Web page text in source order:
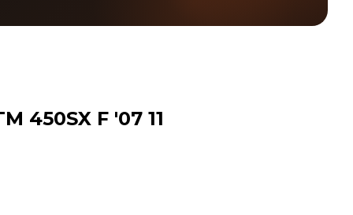
450SX F '07 11